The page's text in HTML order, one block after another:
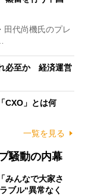
代尚機氏のプレ
必至か 経済運営
CXO」とは何
一覧を見る
騒動の内幕
みんなで大家さ
ブル“異常なく